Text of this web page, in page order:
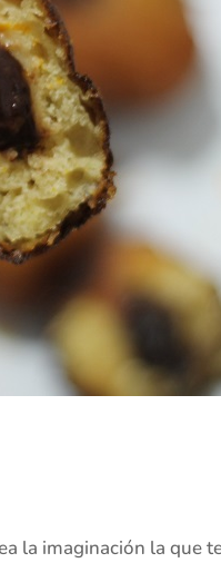
la imaginación la que